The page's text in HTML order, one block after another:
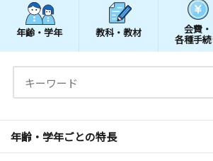
年齢・学年 教科・教材 会費・
各種手
年齢・学年ごとの特長